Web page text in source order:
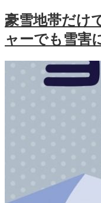
豪雪地帯だけ
ャーでも雪害